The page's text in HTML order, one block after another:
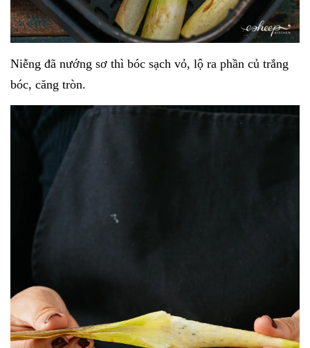
Niễng đã nướng sơ thì bóc sạch vỏ, lộ ra phần củ trắng
bóc, căng tròn.